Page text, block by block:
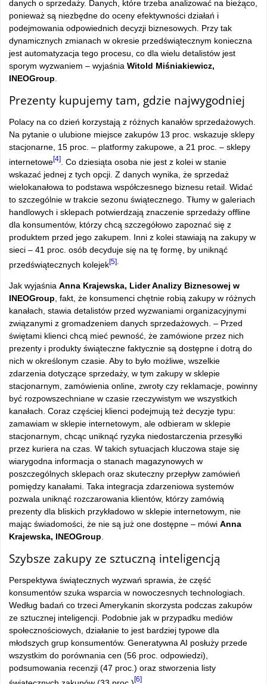
danych o sprzedaży. Danych, które trzeba analizować na bieżąco,
ponieważ są niezbędne do oceny efektywności działań i
podejmowania odpowiednich decyzji biznesowych. Przy tak
dynamicznych zmianach w okresie przedświątecznym konieczna
jest automatyzacja tego procesu, co dla wielu detalistów jest
sporym wyzwaniem – wyjaśnia Witold Miśniakiewicz,
INEOGroup.
Prezenty kupujemy tam, gdzie najwygodniej
Polacy na co dzień korzystają z różnych kanałów sprzedażowych.
Na pytanie o ulubione miejsce zakupów 13 proc. wskazuje sklepy
stacjonarne, 15 proc. – platformy zakupowe, a 21 proc. – sklepy
internetowe[4]
. Co dziesiąta osoba nie jest z kolei w stanie
wskazać jednej z tych opcji. Z danych wynika, że sprzedaż
wielokanałowa to podstawa współczesnego biznesu retail. Widać
to szczególnie w trakcie sezonu świątecznego. Tłumy w galeriach
handlowych i sklepach potwierdzają znaczenie sprzedaży offline
dla konsumentów, którzy chcą szczegółowo zapoznać się z
produktem przed jego zakupem. Inni z kolei stawiają na zakupy w
sieci – 41 proc. osób decyduje się na tę formę, by uniknąć
przedświątecznych kolejek[5].
Jak wyjaśnia Anna Krajewska, Lider Analizy Biznesowej w
INEOGroup , fakt, że konsumenci chętnie robią zakupy w różnych
kanałach, stawia detalistów przed wyzwaniami organizacyjnymi
związanymi z gromadzeniem danych sprzedażowych. – Przed
świętami klienci chcą mieć pewność, że zamówione przez nich
prezenty i produkty świąteczne faktycznie są dostępne i dotrą do
nich w określonym czasie. Aby to było możliwe, wszelkie
zdarzenia dotyczące sprzedaży, w tym zakupy w sklepie
stacjonarnym, zamówienia online, zwroty czy reklamacje, powinny
być rozpowszechniane w czasie rzeczywistym we wszystkich
kanałach. Coraz częściej klienci podejmują też decyzje typu:
zamawiam w sklepie internetowym, ale odbieram w sklepie
stacjonarnym, chcąc uniknąć ryzyka niedostarczenia przesyłki
przez kuriera na czas. W takich sytuacjach kluczowa staje się
wiarygodna informacja o stanach magazynowych w
poszczególnych sklepach oraz skuteczny przepływ zamówień
pomiędzy kanałami. Taka integracja zdarzeniowa systemów
pozwala uniknąć rozczarowania klientów, którzy zamówią
prezenty dla bliskich przykładowo w sklepie internetowym, nie
mając świadomości, że nie są już one dostępne – mówi Anna
Krajewska, INEOGroup
Szybsze zakupy ze sztuczną inteligencją
Perspektywa świątecznych wyzwań sprawia, że część
konsumentów szuka wsparcia w nowoczesnych technologiach.
Według badań co trzeci Amerykanin skorzysta podczas zakupów
ze sztucznej inteligencji. Podobnie jak w przypadku mediów
społecznościowych, działanie to jest bardziej typowe dla
młodszych grup konsumentów. Generatywna AI posłuży przede
wszystkim do porównania cen (56 proc. odpowiedzi),
podsumowania recenzji (47 proc.) oraz stworzenia listy
[6]